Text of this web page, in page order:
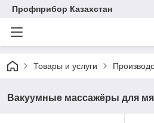
Профприбор Казахстан
Товары и услуги
Вакуумные массажёры для